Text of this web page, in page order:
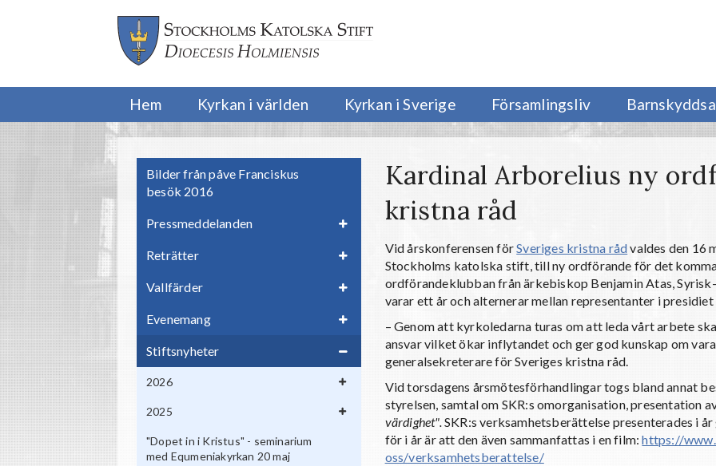
Hem Kyrkan i världen Kyrkan i Sverige Församlingsliv
Bilder från påve Franciskus
besök 2016
Pressmeddelanden
Reträtter
Vallfärder
Evenemang
Stiftsnyheter
2026
2025
"Dopet in i Kristus" - seminarium
med Equmeniakyrkan 20 maj
Kardinal Arborelius ny
kristna råd
Vid årskonferensen förSveriges kristna rådvaldes den 16
Stockholms katolska stift, till ny ordförande för det
ordförandeklubban från ärkebiskop Benjamin Atas,
varar ett år och alternerar mellan representanter i
– Genom att kyrkoledarna turas om att leda vårt arbete
ansvar vilket ökar inflytandet och ger god kunskap om
generalsekreterare för Sveriges kristna råd.
Vid torsdagens årsmötesförhandlingar togs bland annat
styrelsen, samtal om SKR:s omorganisation, presentation
värdighet".SKR:s verksamhetsberättelse presenterades i
för i år är att den även sammanfattas i en film:https://
oss/verksamhetsberattelse/